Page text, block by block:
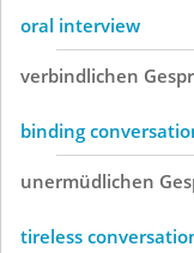
oral interview
verbindlichen
binding
unermüdlichen
tireless